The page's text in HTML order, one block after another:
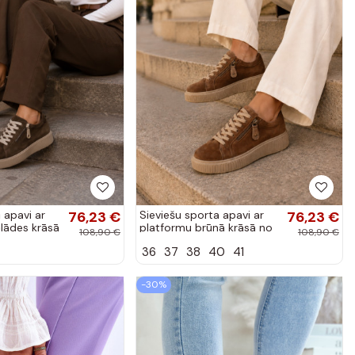
apavi ar
krāsā
76,23 €
108,90 €
Sieviešu sporta apavi ar
platformu brūnā krāsā no
76,23 €
108,90 €
36 37 38 40 41
-30%